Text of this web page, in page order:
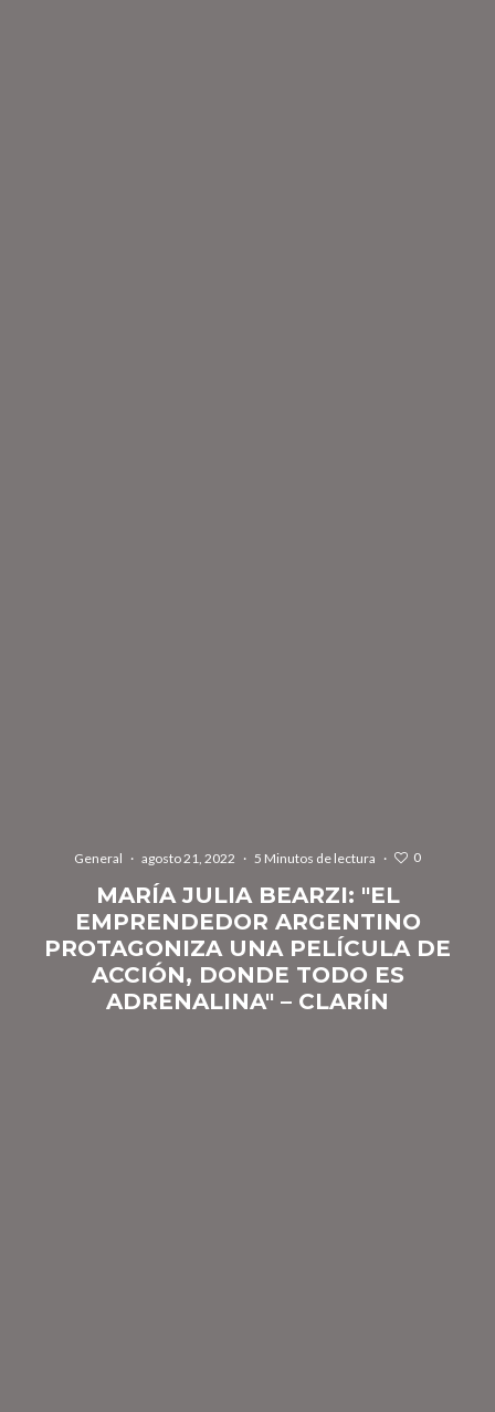
General · agosto 21, 2022 · 5 Minutos de lectura · 0
MARÍA JULIA BEARZI: "EL
EMPRENDEDOR ARGENTINO
PROTAGONIZA UNA PELÍCULA DE
ACCIÓN, DONDE TODO ES
ADRENALINA" – CLARÍN